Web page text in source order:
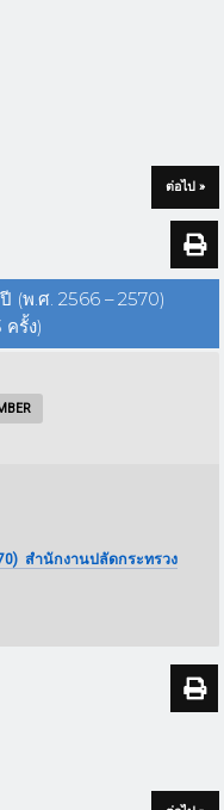
ต่อไป »
(พ.ศ. 2566 – 2570)
รั้ง)
สำนักงานปลัดกระทรวง